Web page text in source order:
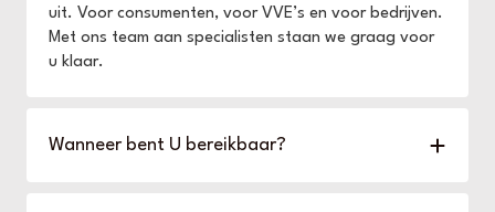
uit. Voor consumenten, voor VVE’s en voor bedrijven.
Met ons team aan specialisten staan we graag voor
u klaar.
Wanneer bent U bereikbaar?